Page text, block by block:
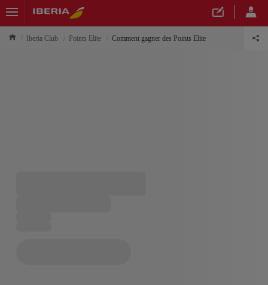
Iberia Club Points Elite Comment gagner des Points Elite